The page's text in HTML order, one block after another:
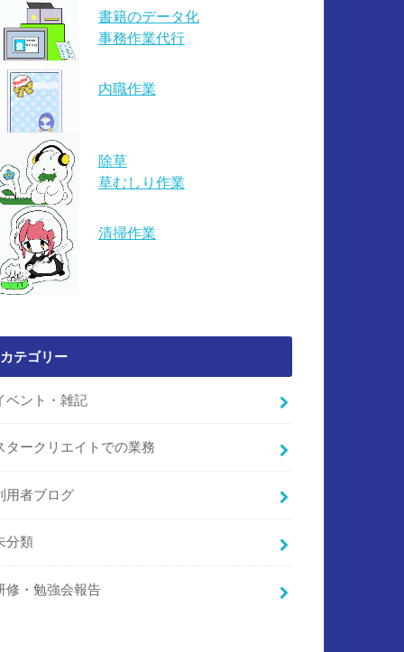
書籍のデータ化
事務作業代行
内職作業
除草
草むしり作業
清掃作業
カテゴリー
ベント・雑記
タークリエイトでの業務
用者ブログ
分類
修・勉強会報告